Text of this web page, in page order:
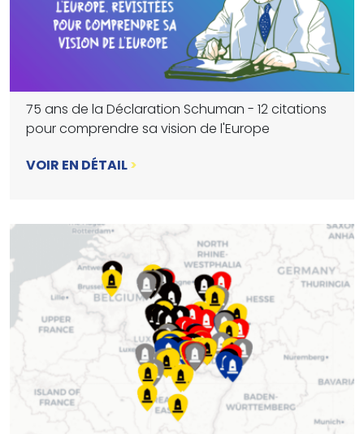
75 ans de la Déclaration Schuman - 12 citations
pour comprendre sa vision de l'Europe
VOIR EN DÉTAIL>